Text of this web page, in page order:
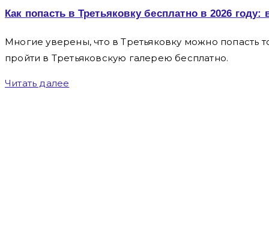
Как попасть в Третьяковку бесплатно в 2026 году:
Многие уверены, что в Третьяковку можно попасть
пройти в Третьяковскую галерею бесплатно.
Читать далее